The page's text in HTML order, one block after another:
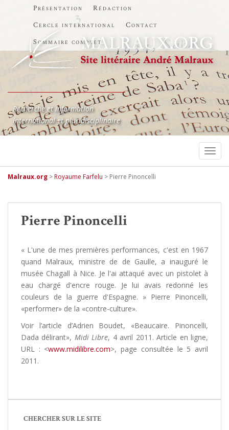
Présentation
Rédaction
Cercle international
Contact
Sommaire complet
Recherche et information
International et pluridisciplinaire
Malraux.org >Royaume Farfelu > Pierre Pinoncelli
Pierre Pinoncelli
« L'une de mes premières performances, c'est en 1967
quand Malraux, ministre de de Gaulle, a inauguré le
musée Chagall à Nice. Je l'ai attaqué avec un pistolet à
eau chargé d'encre rouge. Je lui avais redonné les
couleurs de la guerre d'Espagne. » Pierre Pinoncelli,
«performer» de la «contre-culture».
Voir l’article d’Adrien Boudet, «Beaucaire. Pinoncelli,
Dada délirant», Midi Libre, 4 avril 2011. Article en ligne,
URL : <www.midilibre.com>, page consultée le 5 avril
2011.
CHERCHER SUR LE SITE